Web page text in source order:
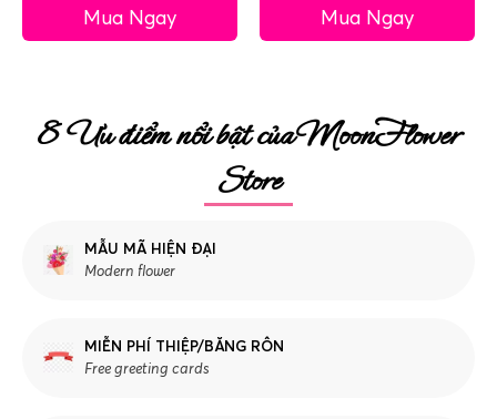
Mua Ngay Mua Ngay
8 Ưu điểm nổi bật của MoonFlower
Store
MẪU MÃ HIỆN ĐẠI
Modern flower
MIỄN PHÍ THIỆP/BĂNG RÔN
Free greeting cards